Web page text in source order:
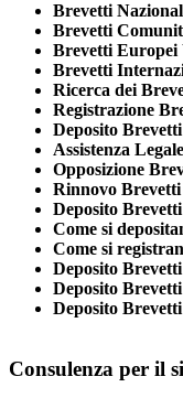
Brevetti
Brevetti
Brevetti Europei
Brevetti
Ricerca dei
Registrazione
Deposito Brevetti
Assistenza
Opposizione
Rinnovo Brevetti
Deposito
Come si
Come si
Deposito
Deposito
Deposito
Consulenza per il